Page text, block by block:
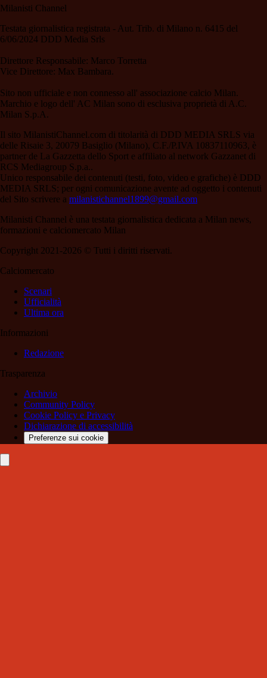
Milanisti Channel
Testata giornalistica registrata - Aut. Trib. di Milano n. 6415 del
6/06/2024 DDD Media Srls
Direttore Responsabile: Marco Torretta
Vice Direttore: Max Bambara.
Sito non ufficiale e non connesso all' associazione calcio Milan.
Marchio e logo dell' AC Milan sono di esclusiva proprietà di A.C.
Milan S.p.A.
Il sito MilanistiChannel.com di titolarità di DDD MEDIA SRLS via
delle Risaie 3, 20079 Basiglio (Milano), C.F./P.IVA 10837110963, è
partner de La Gazzetta dello Sport e affiliato al network Gazzanet di
RCS Mediagroup S.p.a..
Unico responsabile dei contenuti (testi, foto, video e grafiche) è DDD
MEDIA SRLS; per ogni comunicazione avente ad oggetto i contenuti
del Sito scrivere a milanistichannel1899@gmail.com
Milanisti Channel è una testata giornalistica dedicata a Milan news,
formazioni e calciomercato Milan
Copyright 2021-2026 © Tutti i diritti riservati.
Calciomercato
Scenari
Ufficialità
Ultima ora
Informazioni
Redazione
Trasparenza
Archivio
Community Policy
Cookie Policy e Privacy
Dichiarazione di accessibilità
Preferenze sui cookie